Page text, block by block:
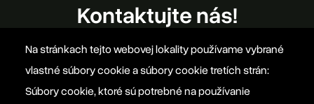
Kontaktujte nás!
office@szovetseg.sk
Na stránkach tejto webovej lokality používame vybrané
vlastné súbory cookie a súbory cookie tretích strán:
Súbory cookie, ktoré sú potrebné na používanie